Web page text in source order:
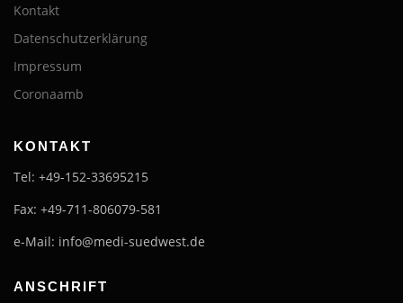
Kontakt
Datenschutzerklärung
Impressum
Coronaamb
KONTAKT
Tel: +49-152-33695215
Fax: +49-711-806079-581
e-Mail: info@medi-suedwest.de
ANSCHRIFT